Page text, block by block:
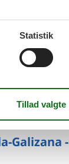
3 husdyr
1 badeværelse
Galizana -
Statistik